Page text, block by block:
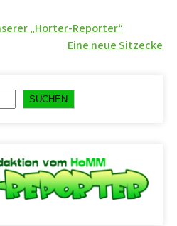
„Horter-Reporter“
Eine neue Sitzecke
SUCHEN